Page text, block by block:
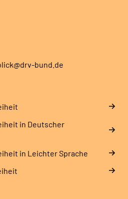
bund.de
in Deutscher
in Leichter Sprache